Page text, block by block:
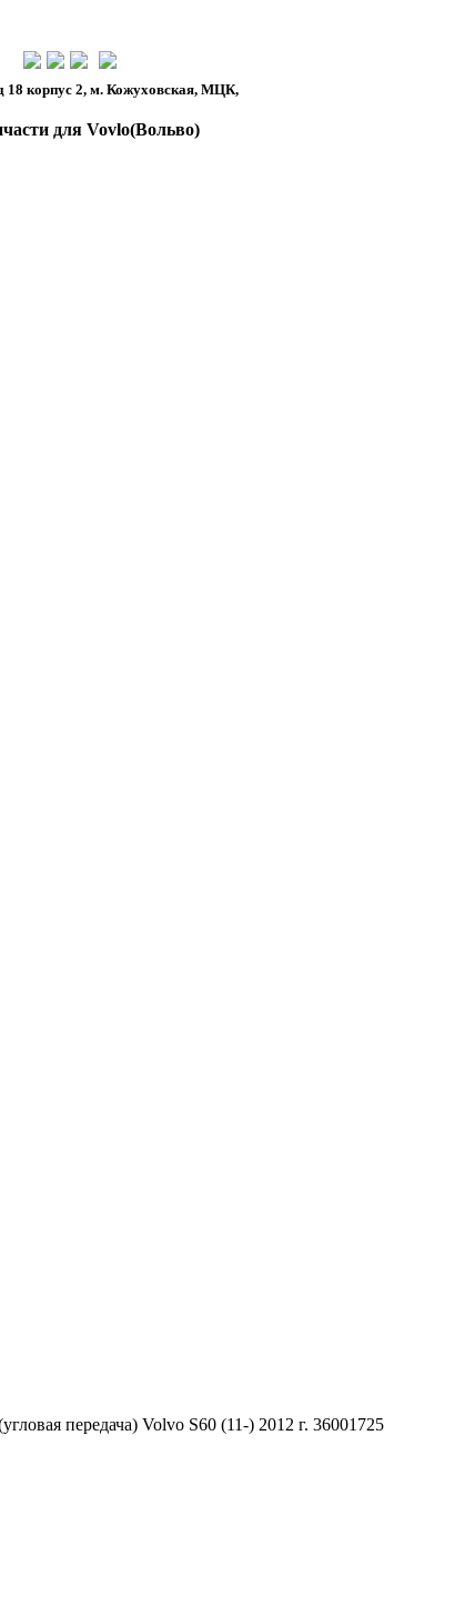
18 корпус 2, м. Кожуховская, МЦК,
передача) Volvo S60 (11-) 2012 г. 36001725